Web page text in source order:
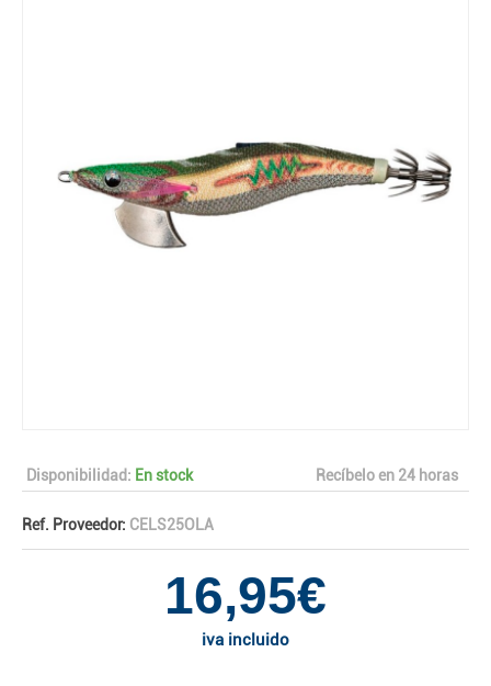
Disponibilidad: En stock Recíbelo en 24 horas
Ref. Proveedor: CELS25OLA
16,95€
iva incluido